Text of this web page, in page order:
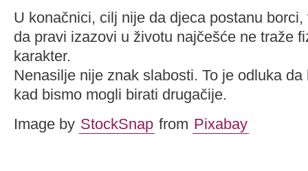
U konačnici, cilj nije da djeca postanu
da pravi izazovi u životu najčešće ne traže
karakter.
Nenasilje nije znak slabosti. To je odluka
kad bismo mogli birati drugačije.
Image by StockSnap from Pixabay